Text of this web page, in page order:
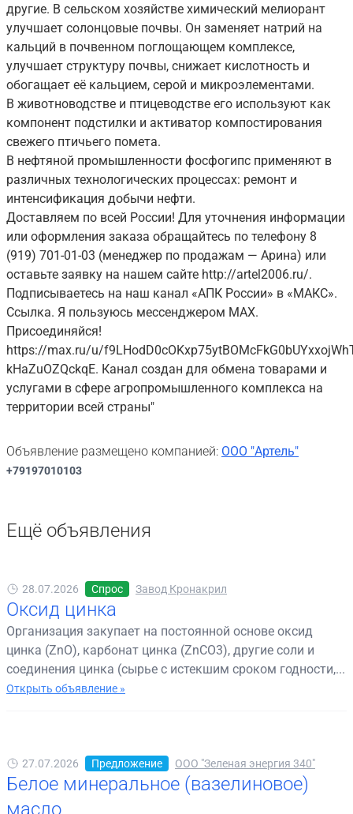
другие. В сельском хозяйстве химический мелиорант
улучшает солонцовые почвы. Он заменяет натрий на
кальций в почвенном поглощающем комплексе,
улучшает структуру почвы, снижает кислотность и
обогащает её кальцием, серой и микроэлементами.
В животноводстве и птицеводстве его используют как
компонент подстилки и активатор компостирования
свежего птичьего помета.
В нефтяной промышленности фосфогипс применяют в
различных технологических процессах: ремонт и
интенсификация добычи нефти.
Доставляем по всей России! Для уточнения информации
или оформления заказа обращайтесь по телефону 8
(919) 701-01-03 (менеджер по продажам — Арина) или
оставьте заявку на нашем сайте http://artel2006.ru/.
Подписываетесь на наш канал «АПК России» в «МАКС».
Ссылка. Я пользуюсь мессенджером MAX.
Присоединяйся!
https://max.ru/u/
kHaZuOZQckqE. Канал создан для обмена товарами и
услугами в сфере агропромышленного комплекса на
территории всей страны"
Объявление размещено компанией: ООО "Артель"
+79197010103
Ещё объявления
28.07.2026 Спрос Завод Кронакрил
Оксид цинка
Организация закупает на постоянной основе оксид
цинка (ZnO), карбонат цинка (ZnCO3), другие соли и
соединения цинка (сырье с истекшим сроком годности,...
Открыть объявление »
27.07.2026 Предложение ООО "Зеленая энергия 340"
Белое минеральное (вазелиновое)
масло.